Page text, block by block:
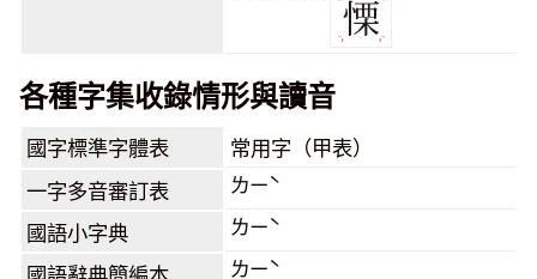
各種字集收錄情形與讀音
國字標準字體表 常用字（甲表）
一字多音審訂表 ㄌㄧˋ
國語小字典 ㄌㄧˋ
ㄌㄧˋ